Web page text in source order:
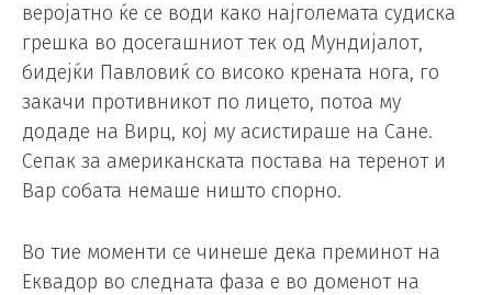
веројатно ќе се води како најголемата судиска
грешка во досегашниот тек од Мундијалот,
бидејќи Павловиќ со високо крената нога, го
закачи противникот по лицето, потоа му
додаде на Вирц, кој му асистираше на Сане.
Сепак за американската постава на теренот и
Вар собата немаше ништо спорно.
Во тие моменти се чинеше дека преминот на
Еквадор во следната фаза е во доменот на